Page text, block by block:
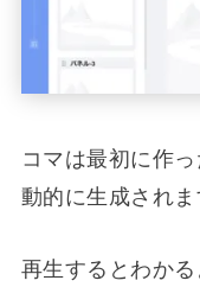
コマは最初に作
動的に生成されま
再生するとわかる